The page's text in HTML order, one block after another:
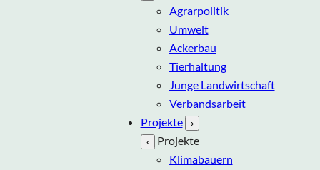
Agrarpolitik
Umwelt
Ackerbau
Tierhaltung
Junge Landwirtschaft
Verbandsarbeit
Projekte
›
‹
Projekte
Klimabauern